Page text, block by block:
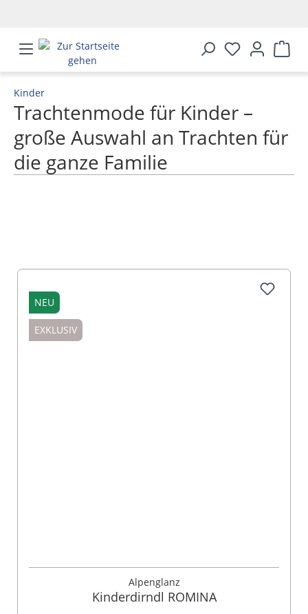
Kinder
Trachtenmode für Kinder –
große Auswahl an Trachten für
die ganze Familie
NEU
EXKLUSIV
Alpenglanz
Kinderdirndl ROMINA